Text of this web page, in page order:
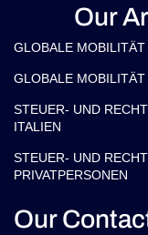
Our
GLOBALE MOBILITÄT
GLOBALE
STEUER- UND
ITALIEN
STEUER- UND
PRIVATPERSONEN
Our